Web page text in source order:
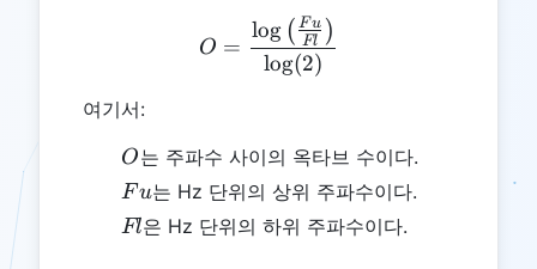
O = \frac{\log \left(
O =
log(2)
log ( Fl
Fu )
여기서:
O
O는 주파수 사이의 옥타브 수이다.
Fu
F u는 Hz 단위의 상위 주파수이다.
Fl
Fl은 Hz 단위의 하위 주파수이다.